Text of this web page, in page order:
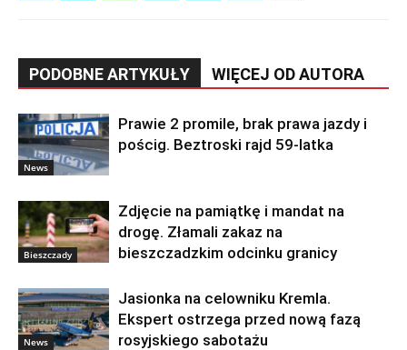
PODOBNE ARTYKUŁY WIĘCEJ OD AUTORA
News
Prawie 2 promile, brak prawa jazdy i
pościg. Beztroski rajd 59-latka
Bieszczady
Zdjęcie na pamiątkę i mandat na
drogę. Złamali zakaz na
bieszczadzkim odcinku granicy
News
Jasionka na celowniku Kremla.
Ekspert ostrzega przed nową fazą
rosyjskiego sabotażu